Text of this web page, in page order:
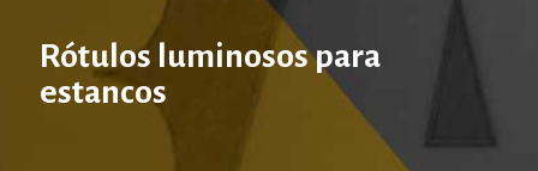
Rótulos luminosos para
estancos